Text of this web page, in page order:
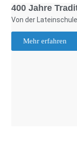
400 Jahre
Von der
Mehr erfahren